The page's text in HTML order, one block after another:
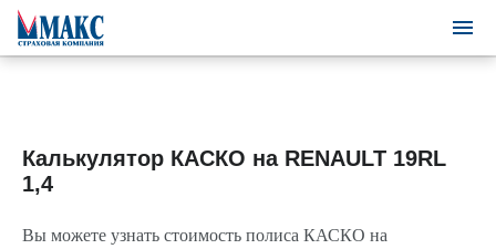
Калькулятор КАСКО на RENAULT 19RL
1,4
Вы можете узнать стоимость полиса КАСКО на